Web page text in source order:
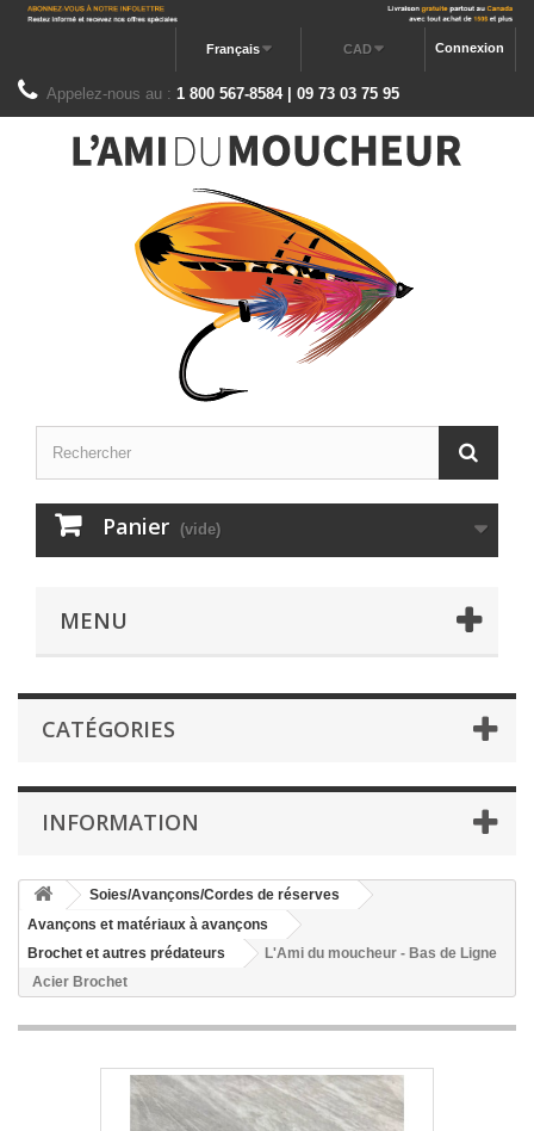
Connexion
CAD
Français
Appelez-nous au : 1 800 567-8584 | 09 73 03 75 95
Panier (vide)
MENU
CATÉGORIES
INFORMATION
Soies/Avançons/Cordes de réserves
Avançons et matériaux à avançons
Brochet et autres prédateurs
L'Ami du moucheur - Bas de Ligne
Acier Brochet